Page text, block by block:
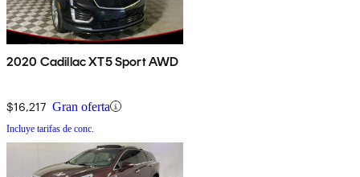
2020 Cadillac XT5 Sport AWD
$16,217 Gran oferta
Incluye tarifas de conc.